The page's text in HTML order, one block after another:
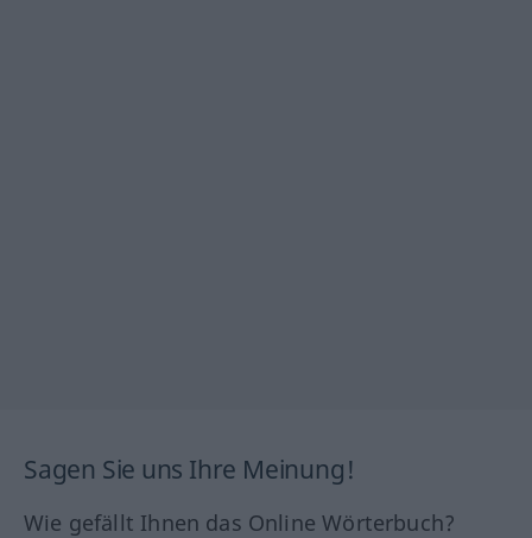
Sagen Sie uns Ihre Meinung!
Wie gefällt Ihnen das Online Wörterbuch?